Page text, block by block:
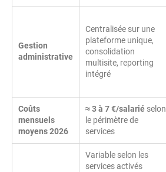
Gestion
administrative
Centralisée sur une
plateforme unique,
consolidation
multisite, reporting
intégré
Coûts
mensuels
moyens 2026
≈ 3 à 7 €/salarié selon
le périmètre de
services
Variable selon les
services activés